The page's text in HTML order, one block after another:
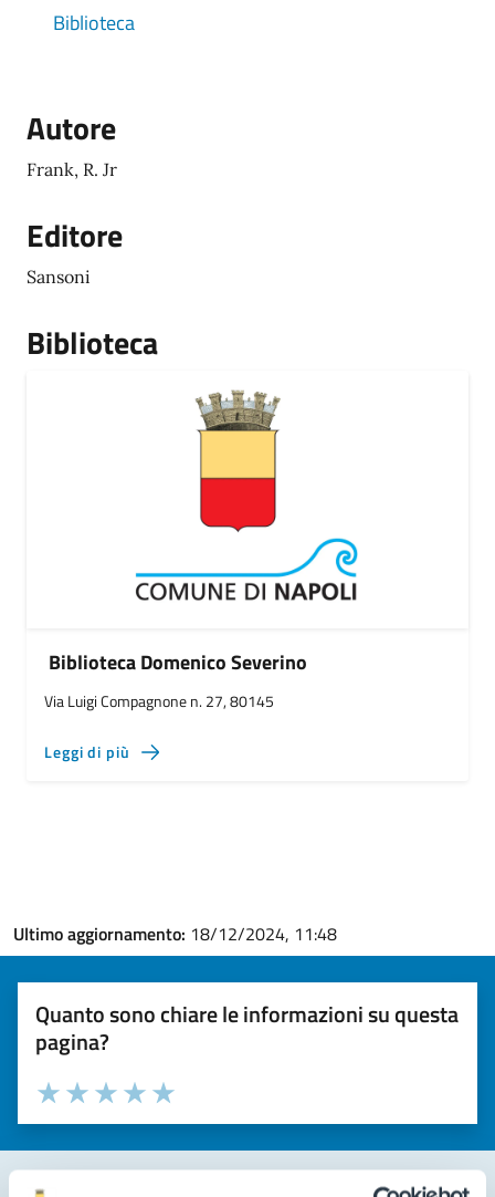
Biblioteca
Autore
Frank, R. Jr
Editore
Sansoni
Biblioteca
Biblioteca Domenico Severino
Via Luigi Compagnone n. 27, 80145
Leggi di più
Ultimo aggiornamento: 18/12/2024, 11:48
Quanto sono chiare le informazioni su questa
pagina?
Valuta la chiarezza delle informazioni (da 1 a 5 stelle)
Seleziona il numero di stelle per valutare la chiarezza delle
Valuta 5 stelle su 5
Valuta 4 stelle su 5
Valuta 3 stelle su 5
Valuta 2 stelle su 5
Valuta 1 stelle su 5